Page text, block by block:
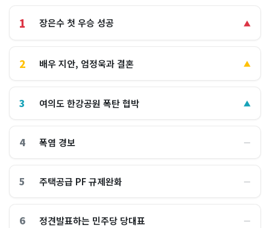
1 장은수 첫 우승 성공 ▲
2 배우 지안, 엄정욱과 결혼 ▲
3 여의도 한강공원 폭탄 협박 ▲
4 폭염 경보 ―
5 주택공급 PF 규제완화 ―
6 정견발표하는 민주당 당대표 ―